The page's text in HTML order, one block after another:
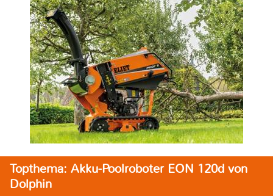
Topthema: Akku-Poolroboter EON 120d von
Dolphin